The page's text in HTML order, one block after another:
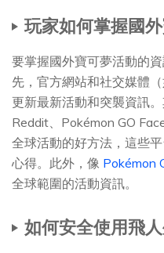
玩家如何掌握國
要掌握國外寶可夢活動的
先，官方網站和社交媒體
更新最新活動和突襲資訊
Reddit、Pokémon GO
全球活動的好方法，這些
心得。此外，像 Pokémon
全球範圍的活動資訊。
如何安全使用飛